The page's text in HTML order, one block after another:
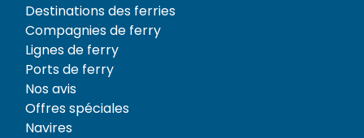
Destinations des ferries
Compagnies de ferry
Lignes de ferry
Ports de ferry
Nos avis
Offres spéciales
Navires